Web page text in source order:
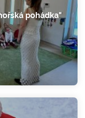
pohádka"